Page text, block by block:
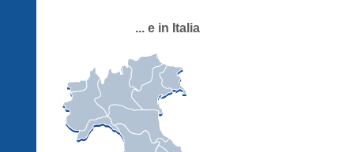
... e in Italia